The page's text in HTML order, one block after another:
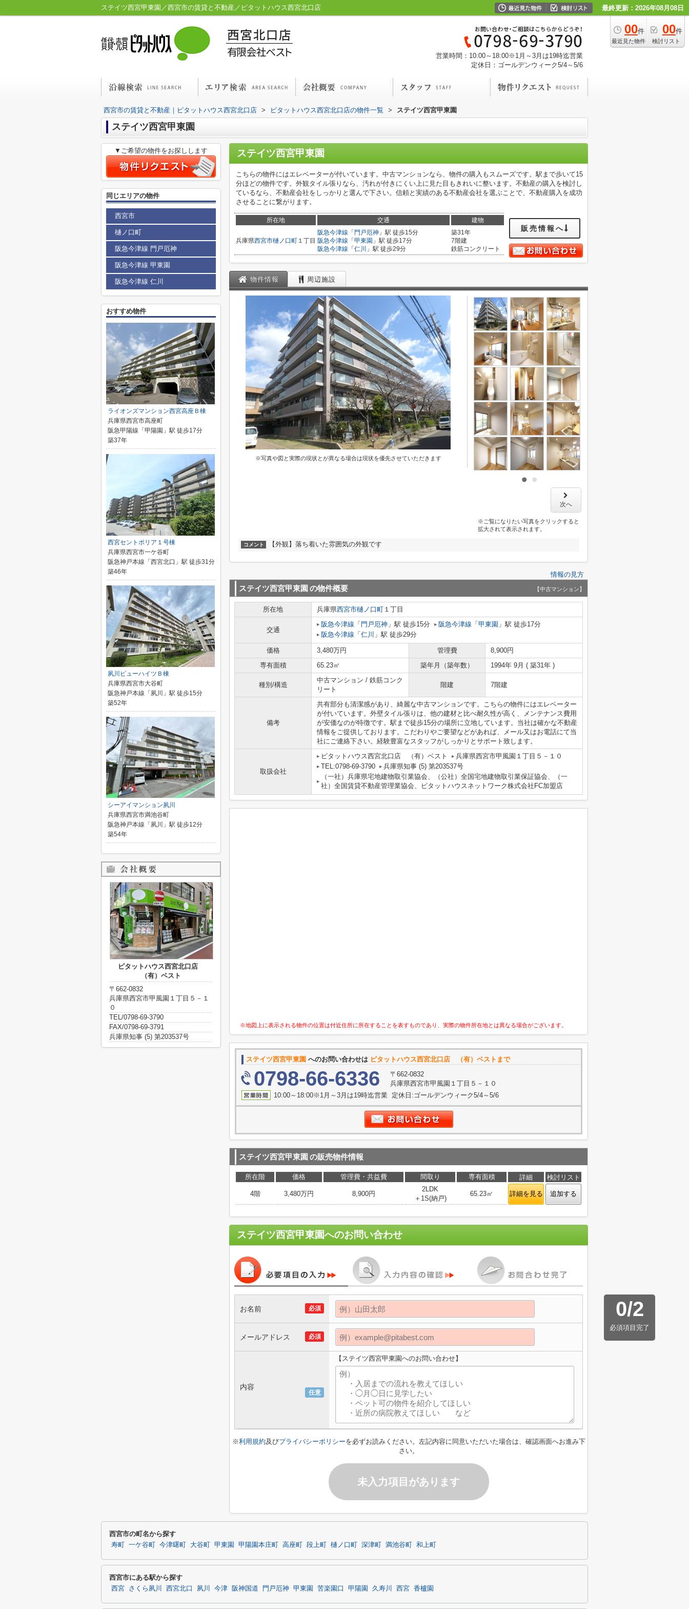
ステイツ西宮甲東園／西宮市の賃貸と不動産／ピタットハウス西宮北口店 最終更新：2026年08月08日
00件
最近見た物件
00件
検討リスト
営業時間：10:00～18:00※1月～3月は19時迄営業
定休日：ゴールデンウィーク5/4～5/6
西宮市の賃貸と不動産｜ピタットハウス西宮北口店 > ピタットハウス西宮北口店の物件一覧 > ステイツ西宮甲東園
ステイツ西宮甲東園
ステイツ西宮甲東園
こちらの物件にはエレベーターが付いています。中古マンションなら、物件の購入もスムーズです。駅まで歩いて15
分ほどの物件です。外観タイル張りなら、汚れが付きにくい上に見た目もきれいに整います。不動産の購入を検討し
ているなら、不動産会社をしっかりと選んで下さい。信頼と実績のある不動産会社を選ぶことで、不動産購入を成功
させることに繋がります。
所在地 交通 建物
兵庫県西宮市樋ノ口町 １丁目
阪急今津線 「 門戸厄神 」駅 徒歩15分
阪急今津線 「 甲東園 」駅 徒歩17分
阪急今津線 「 仁川 」駅 徒歩29分
築31年
7階建
鉄筋コンクリート
販売情報へ
物件情報 周辺施設
※写真や図と実際の現状とが異なる場合は現状を優先させていただきます
次へ
※ご覧になりたい写真をクリックすると
拡大されて表示されます。
コメント 【外観】落ち着いた雰囲気の外観です
情報の見方
ステイツ西宮甲東園 の物件概要 【中古マンション】
所在地 兵庫県西宮市樋ノ口町 １丁目
交通
阪急今津線 「 門戸厄神 」駅 徒歩15分 阪急今津線 「 甲東園 」駅 徒歩17分
阪急今津線 「 仁川 」駅 徒歩29分
価格 3,480万円 管理費
8,900円
専有面積
65.23㎡ 築年月（築年数） 1994年 9月 ( 築31年 )
種別/構造
中古マンション / 鉄筋コンク
リート
階建 7階建
備考
共有部分も清潔感があり、綺麗な中古マンションです。こちらの物件にはエレベーター
が付いています。外壁タイル張りは、他の建材と比べ耐久性が高く、メンテナンス費用
が安価なのが特徴です。駅まで徒歩15分の場所に立地しています。当社は確かな不動産
情報をご提供しております。こだわりやご要望などがあれば、メール又はお電話にて当
社にご連絡下さい。経験豊富なスタッフがしっかりとサポート致します。
取扱会社
ピタットハウス西宮北口店 （有）ベスト
兵庫県西宮市甲風園１丁目５－１０
TEL:0798-69-3790
兵庫県知事 (5) 第203537号
（一社）兵庫県宅地建物取引業協会、（公社）全国宅地建物取引業保証協会、（一
社）全国賃貸不動産管理業協会、ピタットハウスネットワーク株式会社FC加盟店
※地図上に表示される物件の位置は付近住所に所在することを表すものであり、実際の物件所在地とは異なる場合がございます。
ステイツ西宮甲東園 へのお問い合わせは ピタットハウス西宮北口店 （有）ベストまで
0798-66-6336
〒662-0832
兵庫県西宮市甲風園１丁目５－１０
10:00～18:00※1月～3月は19時迄営業 定休日:ゴールデンウィーク5/4～5/6
ステイツ西宮甲東園 の販売物件情報
所在階 価格 管理費・共益費 間取り 専有面積 詳細 検討リスト
4階 3,480万円 8,900円
2LDK
＋1S(納戸)
65.23㎡ 詳細を見る 追加する
ステイツ西宮甲東園へのお問い合わせ
0/2
必須項目完了
必須
お名前
必須
メールアドレス
任意
内容
【ステイツ西宮甲東園へのお問い合わせ】
※利用規約及びプライバシーポリシーを必ずお読みください。左記内容に同意いただいた場合は、確認画面へお進み下
さい。
未入力項目があります
▼ご希望の物件をお探しします
同じエリアの物件
西宮市
樋ノ口町
阪急今津線 門戸厄神
阪急今津線 甲東園
阪急今津線 仁川
おすすめ物件
ライオンズマンション西宮高座Ｂ棟
兵庫県西宮市高座町
阪急甲陽線「甲陽園」駅 徒歩17分
築37年
西宮セントポリア１号棟
兵庫県西宮市一ケ谷町
阪急神戸本線「西宮北口」駅 徒歩31分
築46年
夙川ビューハイツＢ棟
兵庫県西宮市大谷町
阪急神戸本線「夙川」駅 徒歩15分
築52年
シーアイマンション夙川
兵庫県西宮市満池谷町
阪急神戸本線「夙川」駅 徒歩12分
築54年
ピタットハウス西宮北口店
（有）ベスト
〒662-0832
兵庫県西宮市甲風園１丁目５－１
０
TEL/0798-69-3790
FAX/0798-69-3791
兵庫県知事 (5) 第203537号
西宮市の町名から探す
寿町 一ケ谷町 今津曙町 大谷町 甲東園 甲陽園本庄町 高座町 段上町 樋ノ口町 深津町 満池谷町 和上町
西宮市にある駅から探す
西宮 さくら夙川 西宮北口 夙川 今津 阪神国道 門戸厄神 甲東園 苦楽園口 甲陽園 久寿川 西宮 香櫨園